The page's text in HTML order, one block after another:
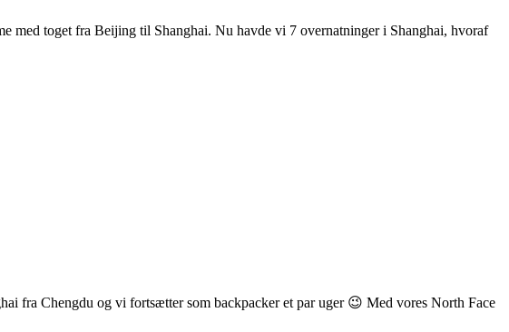
med toget fra Beijing til Shanghai. Nu havde vi 7 overnatninger i Shanghai, hvoraf
fra Chengdu og vi fortsætter som backpacker et par uger 😉 Med vores North Face